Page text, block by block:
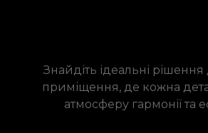
Знайдіть ідеальні
приміщення, де кожна
атмосферу гармонії та